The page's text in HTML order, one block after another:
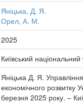
Яніцька, Д. Я.
Орел, А. М.
2025
Київський
Яніцька Д. Я.
економічного розвитку
березня 2025 року. –